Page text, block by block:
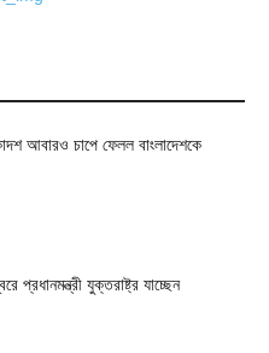
আবারও চাপে ফেলল বাংলাদেশকে
প্রধানমন্ত্রী যুক্তরাষ্ট্র যাচ্ছেন